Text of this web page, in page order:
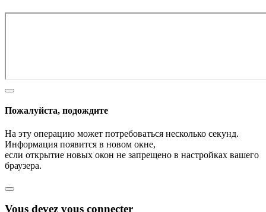
Пожалуйста, подождите
На эту операцию может потребоваться несколько секунд.
Информация появится в новом окне,
если открытие новых окон не запрещено в настройках вашего
браузера.
Vous devez vous connecter